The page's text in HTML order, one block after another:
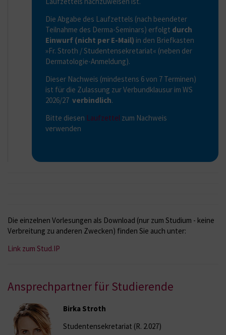
Die Abgabe des Laufzettels (nach beendeter
Teilnahme des Derma-Seminars) erfolgt durch
Einwurf (nicht per E-Mail) in den Briefkasten
»Fr. Stroth / Studentensekretariat« (neben der
Dermatologie-Anmeldung).
Dieser Nachweis (mindestens 6 von 7 Terminen)
ist für die Zulassung zur Verbundklausur im WS
2026/27verbindlich.
Bitte diesen Laufzettel zum Nachweis
verwenden
Die einzelnen Vorlesungen als Download (nur zum Studium - keine
Verbreitung zu anderen Zwecken) finden Sie auch unter:
Link zum Stud.IP
Ansprechpartner für Studierende
Birka Stroth
Studentensekretariat (R. 2.027)